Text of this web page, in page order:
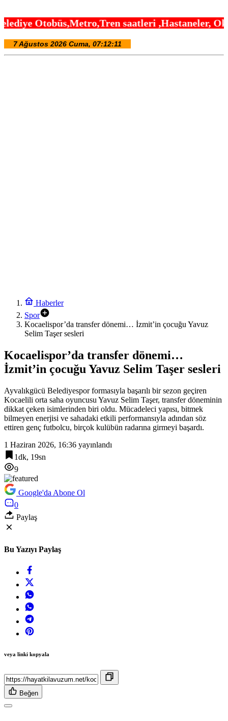
saatleri ,Hastaneler,
Haberler
Spor
Kocaelispor’da transfer dönemi… İzmit’in çocuğu Yavuz
Selim Taşer sesleri
Kocaelispor’da transfer dönemi…
İzmit’in çocuğu Yavuz Selim Taşer sesleri
Ayvalıkgücü Belediyespor formasıyla başarılı bir sezon geçiren
Kocaelili orta saha oyuncusu Yavuz Selim Taşer, transfer döneminin
dikkat çeken isimlerinden biri oldu. Mücadeleci yapısı, bitmek
bilmeyen enerjisi ve sahadaki etkili performansıyla adından söz
ettiren genç futbolcu, birçok kulübün radarına girmeyi başardı.
1 Haziran 2026, 16:36 yayınlandı
1dk, 19sn
9
Google'da Abone Ol
0
Paylaş
Bu Yazıyı Paylaş
veya linki kopyala
Beğen